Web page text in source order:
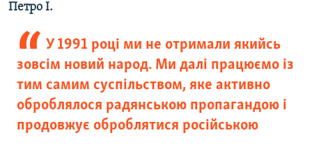
Петро І.
У 1991 році ми не отримали якийсь
зовсім новий народ. Ми далі працюємо із
тим самим суспільством, яке активно
оброблялося радянською пропагандою і
продовжує оброблятися російською